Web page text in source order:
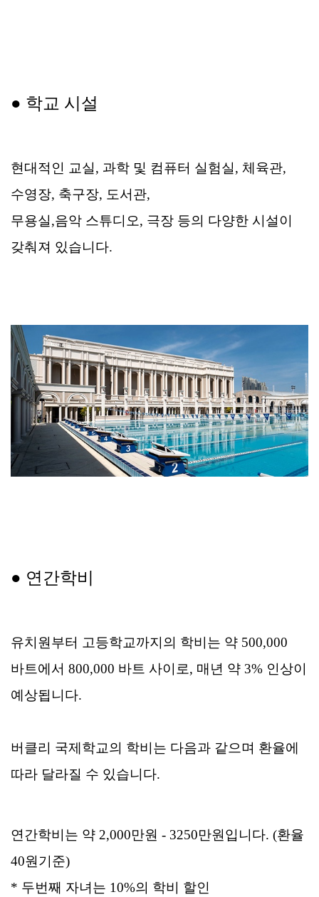
● 학교 시설
현대적인 교실, 과학 및 컴퓨터 실험실, 체육관,
수영장, 축구장, 도서관,
무용실,음악 스튜디오, 극장 등의 다양한 시설이
갖춰져 있습니다.
● 연간학비
유치원부터 고등학교까지의 학비는 약 500,000
바트에서 800,000 바트 사이로, 매년 약 3% 인상이
예상됩니다.
버클리 국제학교의 학비는 다음과 같으며 환율에
따라 달라질 수 있습니다.
연간학비는 약 2,000만원 - 3250만원입니다. (환율
40원기준)
* 두번째 자녀는 10%의 학비 할인